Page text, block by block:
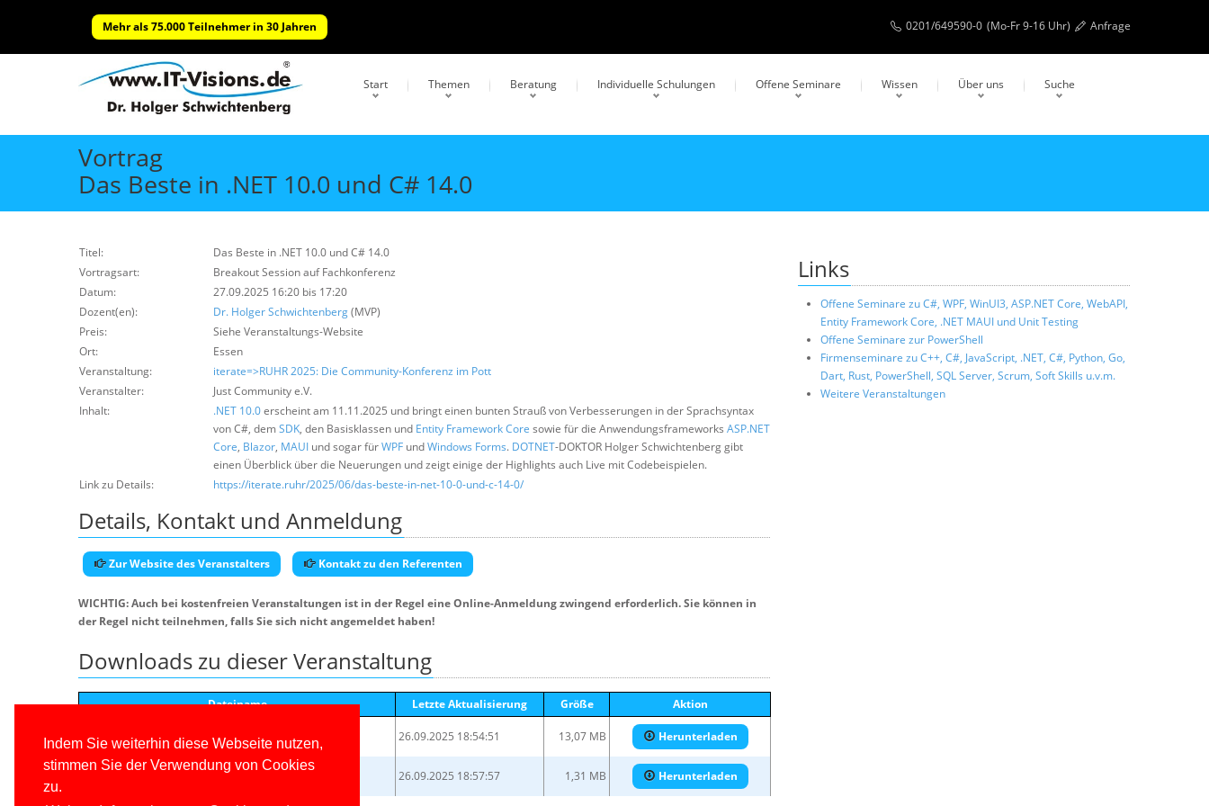
Indem Sie weiterhin diese Webseite nutzen,
stimmen Sie der Verwendung von Cookies
zu.
Mehr als 75.000 Teilnehmer in 30 Jahren 0201/649590-0 (Mo-Fr 9-16 Uhr) Anfrage
Start Themen Beratung Individuelle Schulungen Offene Seminare Wissen Über uns Suche
Vortrag
Das Beste in .NET 10.0 und C# 14.0
Titel:
Das Beste in .NET 10.0 und C# 14.0
Vortragsart:
Breakout Session auf Fachkonferenz
Datum:
27.09.2025 16:20 bis 17:20
Dozent(en):
Dr. Holger Schwichtenberg(MVP)
Preis:
Siehe Veranstaltungs-Website
Ort:
Essen
Veranstaltung:
iterate=>RUHR 2025: Die Community-Konferenz im Pott
Veranstalter:
Just Community e.V.
Inhalt:
.NET 10.0erscheint am 11.11.2025 und bringt einen bunten Strauß von Verbesserungen in der Sprachsyntax
von C#, demSDK, den Basisklassen und Entity Framework Core sowie für die Anwendungsframeworks ASP.NET
Core, Blazor, MAUI und sogar fürWPF undWindows Forms. DOTNET-DOKTOR Holger Schwichtenberg gibt
einen Überblick über die Neuerungen und zeigt einige der Highlights auch Live mit Codebeispielen.
Link zu Details:
https://iterate.ruhr/2025/06/das-beste-in-net-10-0-und-c-14-0/
Details, Kontakt und Anmeldung
Zur Website des Veranstalters Kontakt zu den Referenten
WICHTIG: Auch bei kostenfreien Veranstaltungen ist in der Regel eine Online-Anmeldung zwingend erforderlich. Sie können in
der Regel nicht teilnehmen, falls Sie sich nicht angemeldet haben!
Downloads zu dieser Veranstaltung
Dateiname Letzte Aktualisierung Größe Aktion
HSchwichtenberg_Codebeispiele_NET10.zip 26.09.2025 18:54:51 13,07 MB Herunterladen
HSchwichtenberg_iterateRUHR2025_NET10.pdf.zip 26.09.2025 18:57:57 1,31 MB Herunterladen
Links
Offene Seminare zu C#, WPF, WinUI3, ASP.NET Core, WebAPI,
Entity Framework Core, .NET MAUI und Unit Testing
Offene Seminare zur PowerShell
Firmenseminare zu C++, C#, JavaScript, .NET, C#, Python, Go,
Dart, Rust, PowerShell, SQL Server, Scrum, Soft Skills u.v.m.
Weitere Veranstaltungen